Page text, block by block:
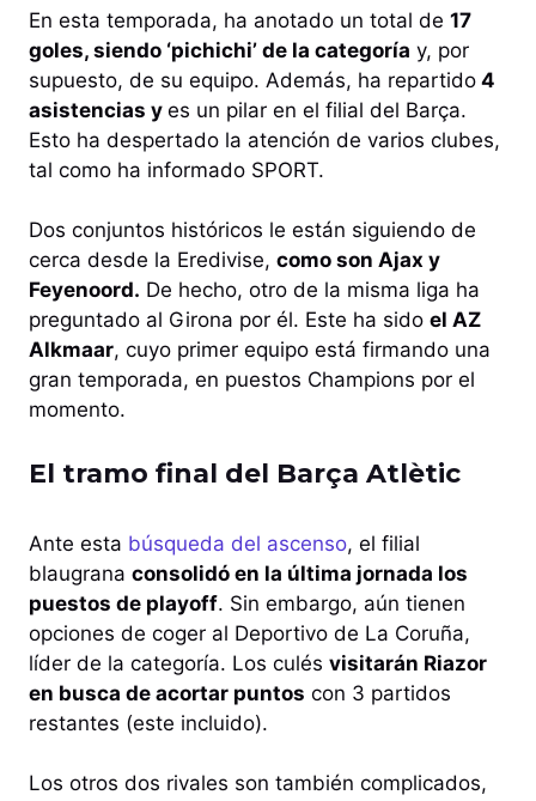
En esta temporada, ha anotado un total de 17
goles, siendo ‘pichichi’ de la categoría y, por
supuesto, de su equipo. Además, ha repartido 4
asistencias y es un pilar en el filial del Barça.
Esto ha despertado la atención de varios clubes,
tal como ha informado SPORT.
Dos conjuntos históricos le están siguiendo de
cerca desde la Eredivise, como son Ajax y
Feyenoord. De hecho, otro de la misma liga ha
preguntado al Girona por él. Este ha sido el AZ
Alkmaar, cuyo primer equipo está firmando una
gran temporada, en puestos Champions por el
momento.
El tramo final del Barça Atlètic
Ante esta búsqueda del ascenso, el filial
blaugrana consolidó en la última jornada los
puestos de playoff. Sin embargo, aún tienen
opciones de coger al Deportivo de La Coruña,
líder de la categoría. Los culés visitarán Riazor
en busca de acortar puntos con 3 partidos
restantes (este incluido).
Los otros dos rivales son también complicados,